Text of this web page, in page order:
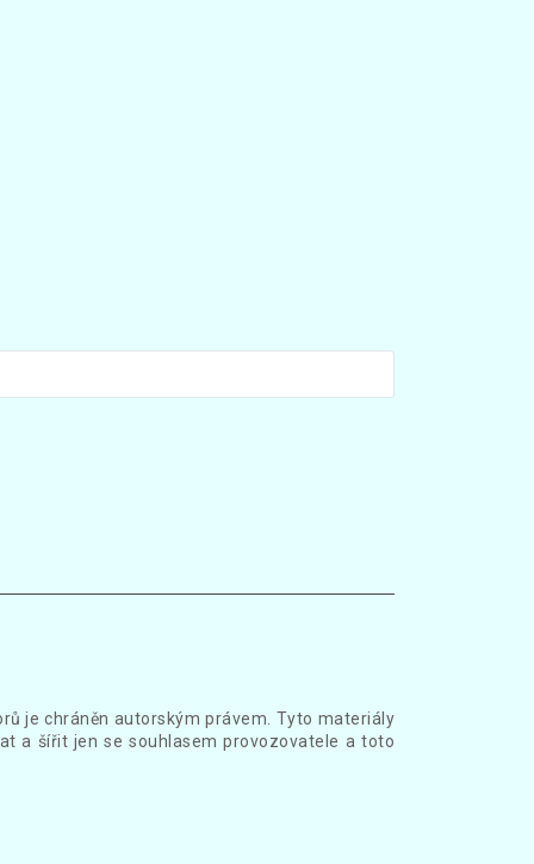
je chráněn autorským právem. Tyto materiály
a šířit jen se souhlasem provozovatele a toto